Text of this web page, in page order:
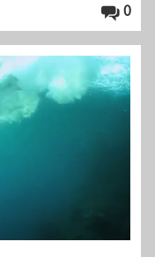
0